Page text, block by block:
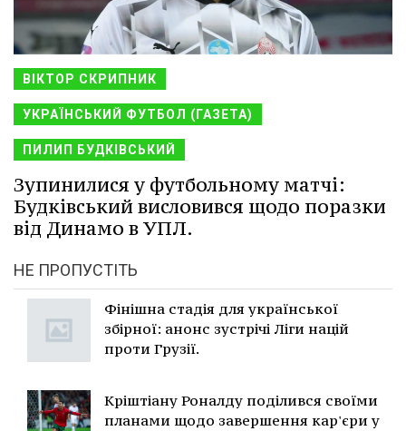
ВІКТОР СКРИПНИК
УКРАЇНСЬКИЙ ФУТБОЛ (ГАЗЕТА)
ПИЛИП БУДКІВСЬКИЙ
Зупинилися у футбольному матчі:
Будківський висловився щодо поразки
від Динамо в УПЛ.
НЕ ПРОПУСТІТЬ
Фінішна стадія для української
збірної: анонс зустрічі Ліги націй
проти Грузії.
Кріштіану Роналду поділився своїми
планами щодо завершення кар'єри у